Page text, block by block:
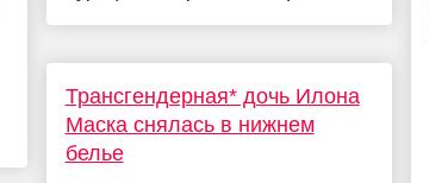
Трансгендерная* дочь Илона
Маска снялась в нижнем
белье